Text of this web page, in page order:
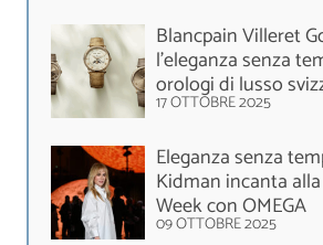
Blancpain Villeret
l’eleganza senza
orologi di lusso
17 OTTOBRE 2025
Eleganza senza
Kidman incanta
Week con OMEGA
09 OTTOBRE 2025